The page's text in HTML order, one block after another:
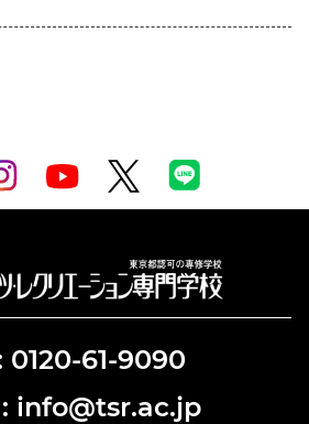
0120-61-9090
info@tsr.ac.jp